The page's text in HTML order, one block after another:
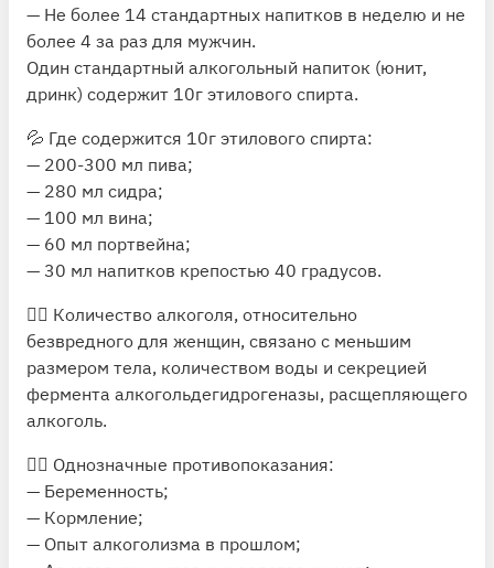
— Не более 14 стандартных напитков в неделю и не
более 4 за раз для мужчин.
Один стандартный алкогольный напиток (юнит,
дринк) содержит 10г этилового спирта.
💦 Где содержится 10г этилового спирта:
— 200-300 мл пива;
— 280 мл сидра;
— 100 мл вина;
— 60 мл портвейна;
— 30 мл напитков крепостью 40 градусов.
🤷‍♀️ Количество алкоголя, относительно
безвредного для женщин, связано с меньшим
размером тела, количеством воды и секрецией
фермента алкогольдегидрогеназы, расщепляющего
алкоголь.
🙅‍♂️ Однозначные противопоказания:
— Беременность;
— Кормление;
— Опыт алкоголизма в прошлом;